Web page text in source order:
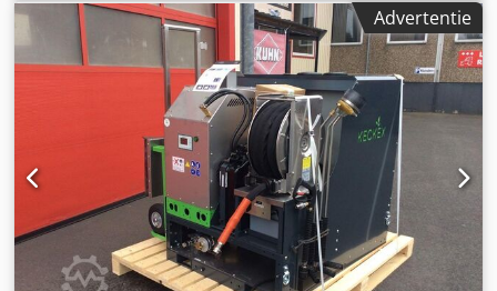
mechanisch
, emissieklasse: Euro 5, laadruimte lengte:
5.500 mm
, totale lengte: 7.600 mm, totale breedte:2.500
mm, totale hoogte:3.350 mm, Uitrusting:ABS,
airconditioning, vierwielaandrijving, * Iveco Trakker AD
190T33W/P, Palfinger afrollaadsysteem T 10,
winterdienstvoertuig, weinig kilometers * Afrollaadsysteem
Palfinger T 10 * Hydraulische vergrendeling * Wielbasis ca.
4,50 m * Euro 5 * 8 versnellingen + tussenbak *
Airconditioning * Ophanging: bladveer/lucht * ABS *
Montageplaat voorop * Hydraulische stuurbekrachtiging *
Extra verlichting * Lampenbeugel + 4 extra lampen *
Hydrauliek voor strooibeest * AD-Blue Dsdpfozpgh Rsx Ag
Advertentie